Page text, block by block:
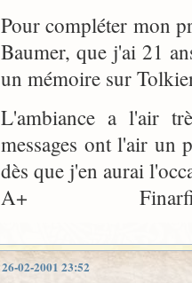
Pour compléter mon
Baumer, que j'ai 21
un mémoire sur
L'ambiance a l'air
messages ont l'air un
dès que j'en aurai
A+
26-02-2001 23:52